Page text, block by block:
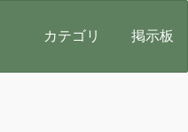
カテゴリ 掲示板